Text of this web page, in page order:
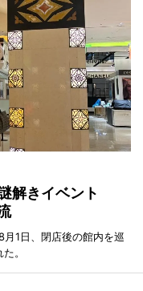
解きイベント
1日、閉店後の館内を巡
。